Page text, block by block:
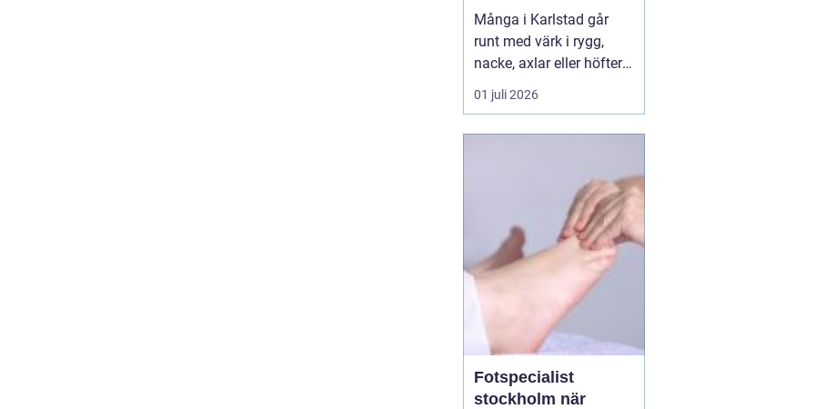
kroppen
Många i Karlstad går
runt med värk i rygg,
nacke, axlar eller höfter
utan att söka hjälp.
Andra har råkat ut för en
släppa. En legitimerad
sjukgymnast kan då
göra stor skillnad.
Genom n...
01 juli 2026
Fotspecialist
stockholm när